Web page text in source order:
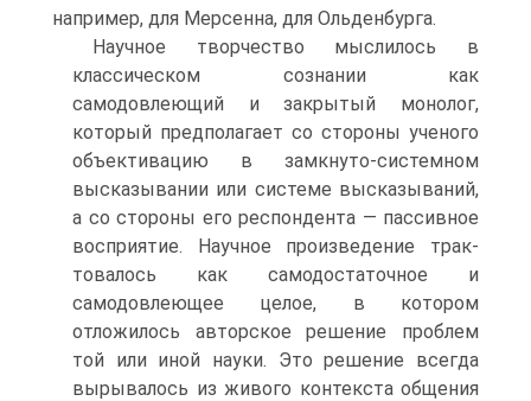
например, для Мерсенна, для Ольденбурга.
Научное творчество мыслилось в
классическом сознании как
самодовлеющий и закрытый монолог,
который предполагает со стороны ученого
объективацию в замкнуто-системном
высказывании или системе высказываний,
а со стороны его респондента — пассивное
восприятие. Научное произведение трак-
товалось как самодостаточное и
самодовлеющее целое, в котором
отложилось авторское решение проблем
той или иной науки. Это решение всегда
вырывалось из живого контекста общения